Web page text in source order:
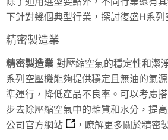
下針對幾個典型行業，探討復盛H系列
精密製造業
精密製造業 對壓縮空氣的穩定性和潔
系列空壓機能夠提供穩定且無油的氣
準運行，降低產品不良率。可以考慮
步去除壓縮空氣中的雜質和水分，提
公司官方網站
，瞭解更多關於精密